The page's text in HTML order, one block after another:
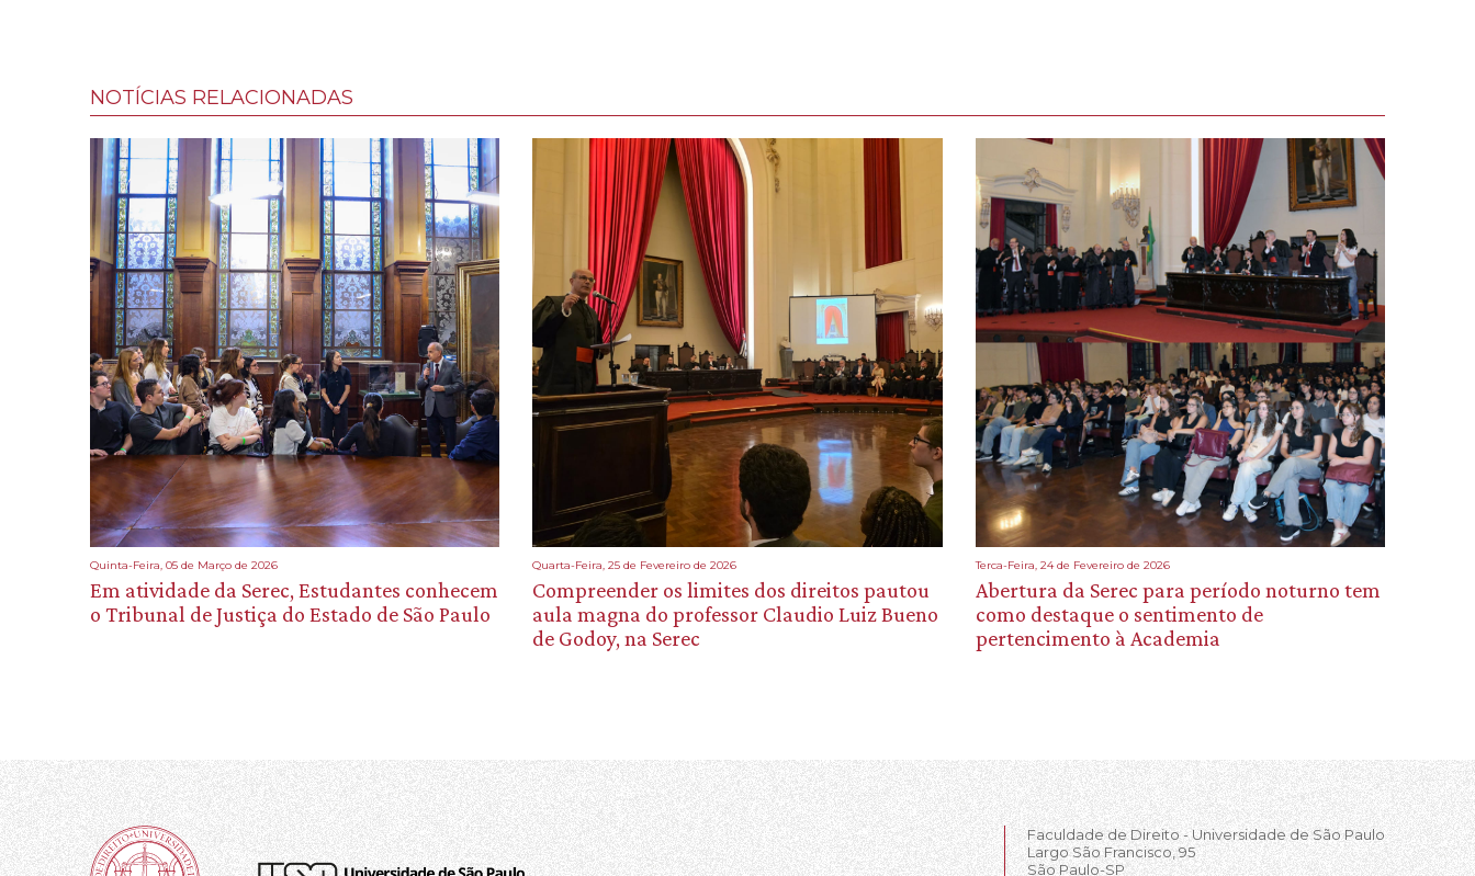
NOTÍCIAS RELACIONADAS
Quinta-Feira, 05 de Março de 2026
Em atividade da Serec, Estudantes conhecem
o Tribunal de Justiça do Estado de São Paulo
Quarta-Feira, 25 de Fevereiro de 2026
Compreender os limites dos direitos pautou
aula magna do professor Claudio Luiz Bueno
de Godoy, na Serec
Terca-Feira, 24 de Fevereiro de 2026
Abertura da Serec para período noturno tem
como destaque o sentimento de
pertencimento à Academia
Faculdade de Direito - Universidade de São Paulo
Largo São Francisco, 95
São Paulo-SP